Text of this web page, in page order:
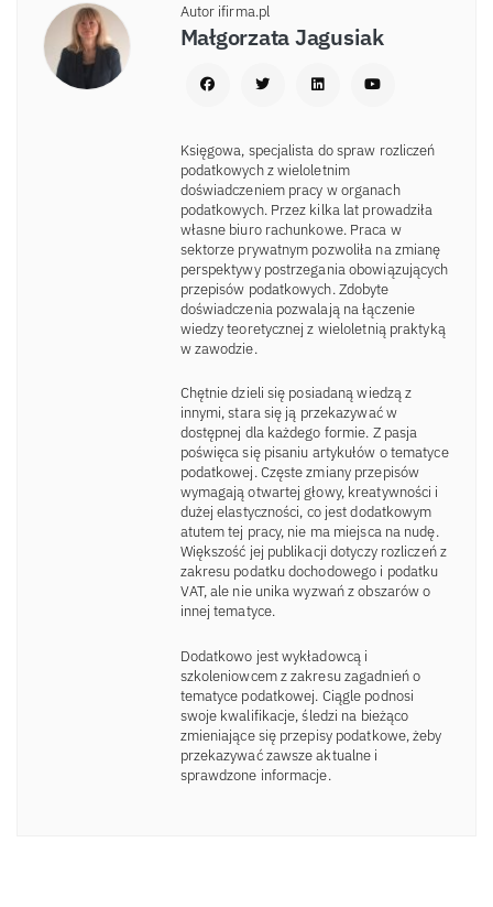
Autor ifirma.pl
Małgorzata Jagusiak
Księgowa, specjalista do spraw rozliczeń
podatkowych z wieloletnim
doświadczeniem pracy w organach
podatkowych. Przez kilka lat prowadziła
własne biuro rachunkowe. Praca w
sektorze prywatnym pozwoliła na zmianę
perspektywy postrzegania obowiązujących
przepisów podatkowych. Zdobyte
doświadczenia pozwalają na łączenie
wiedzy teoretycznej z wieloletnią praktyką
w zawodzie.
Chętnie dzieli się posiadaną wiedzą z
innymi, stara się ją przekazywać w
dostępnej dla każdego formie. Z pasja
poświęca się pisaniu artykułów o tematyce
podatkowej. Częste zmiany przepisów
wymagają otwartej głowy, kreatywności i
dużej elastyczności, co jest dodatkowym
atutem tej pracy, nie ma miejsca na nudę.
Większość jej publikacji dotyczy rozliczeń z
zakresu podatku dochodowego i podatku
VAT, ale nie unika wyzwań z obszarów o
innej tematyce.
Dodatkowo jest wykładowcą i
szkoleniowcem z zakresu zagadnień o
tematyce podatkowej. Ciągle podnosi
swoje kwalifikacje, śledzi na bieżąco
zmieniające się przepisy podatkowe, żeby
przekazywać zawsze aktualne i
sprawdzone informacje.